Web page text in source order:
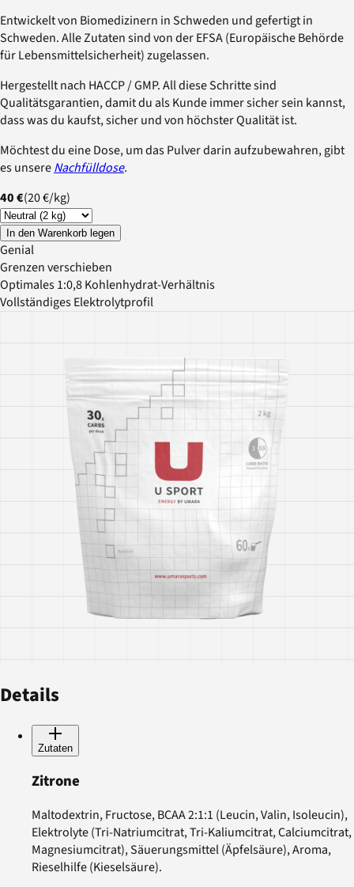
Entwickelt von Biomedizinern in Schweden und gefertigt in
Schweden. Alle Zutaten sind von der EFSA (Europäische Behörde
für Lebensmittelsicherheit) zugelassen.
Hergestellt nach HACCP / GMP. All diese Schritte sind
Qualitätsgarantien, damit du als Kunde immer sicher sein kannst,
dass was du kaufst, sicher und von höchster Qualität ist.
Möchtest du eine Dose, um das Pulver darin aufzubewahren, gibt
es unsereNachfülldose.
40 €(20 €/kg)
In den Warenkorb legen
Genial
Grenzen verschieben
Optimales 1:0,8 Kohlenhydrat-Verhältnis
Vollständiges Elektrolytprofil
Details
Zutaten
Zitrone
Maltodextrin, Fructose, BCAA 2:1:1 (Leucin, Valin, Isoleucin),
Elektrolyte (Tri-Natriumcitrat, Tri-Kaliumcitrat, Calciumcitrat,
Magnesiumcitrat), Säuerungsmittel (Äpfelsäure), Aroma,
Rieselhilfe (Kieselsäure).